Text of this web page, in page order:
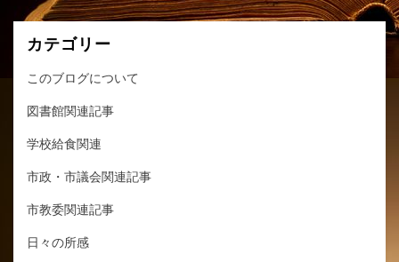
カテゴリー
このブログについて
図書館関連記事
学校給食関連
市政・市議会関連記事
市教委関連記事
日々の所感